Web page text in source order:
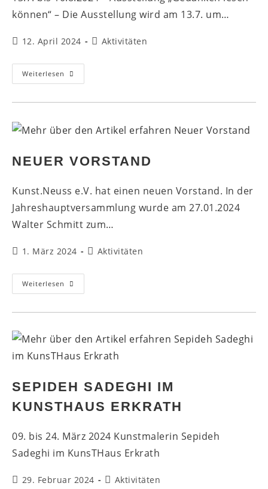
können“ – Die Ausstellung wird am 13.7. um…
Beitrag
12. April 2024
Beitrags-
Aktivitäten
Weiterlesen Hilla
Baecker
Kloster
Langwaden
NEUER VORSTAND
Kunst.Neuss e.V. hat einen neuen Vorstand. In der
Jahreshauptversammlung wurde am 27.01.2024
Walter Schmitt zum…
Beitrag
1. März 2024
Beitrags-
Aktivitäten
Weiterlesen Neuer
Vorstand
SEPIDEH SADEGHI IM
KUNSTHAUS ERKRATH
09. bis 24. März 2024 Kunstmalerin Sepideh
Sadeghi im KunsTHaus Erkrath
Beitrag
29. Februar 2024
Beitrags-
Aktivitäten